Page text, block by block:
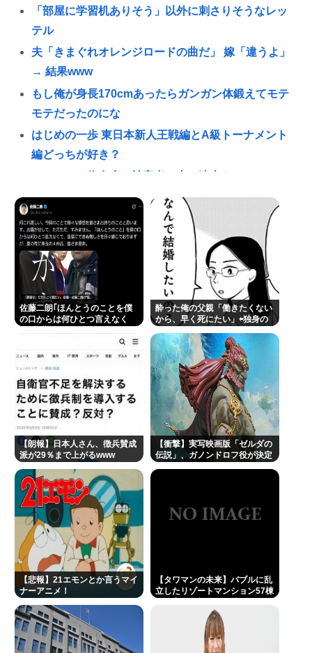
「部屋に学習机ありそう」以外に刺さりそうなレッ
テル
夫「きまぐれオレンジロードの曲だ」 嫁「違うよ」
→ 結果www
もし俺が身長170cmあったらガンガン体鍛えてモテ
モテだったのにな
はじめの一歩 東日本新人王戦編とA級トーナメント
編どっちが好き？
抜け殻を見て深い事を言ってファン絶賛が集まる！
マツコ、太った理由をついに自覚 「おかしいなと思
ってたのよ、なんで？って」
「黒瀬深」「テキサス親父」消えたネトウヨ論客の
魅力🥺
ニコニコ動画がオワコンになった原因はなんだった
の？
【急募】バスタブの水アカ落とす最強のやつ
最新の吉澤ひとみさん、元気そう
【動画】ひろゆきさん、嫁のゆかさんとネット番組
に出演も、ひろゆきの様子がおかしいと話題に…
佐藤二朗、胸中吐露「”ほんとうのこと”を僕の口か
らは何ひとつ言えなくて…言葉にできぬ悔しさ」
Powered by livedoor 相互RSS
佐藤二朗｢ほんとうのことを僕
の口からは何ひとつ言えなく
酔った俺の父親「働きたくない
から、早く死にたい」⇦独身の
かったのにな。 自己責任だよ
【朗報】日本人さん、徴兵賛成
派が29％まで上がるwww
【衝撃】実写映画版「ゼルダの
伝説」、ガノンドロフ役が決定
【悲報】21エモンとか言うマイ
ナーアニメ！
【タワマンの未来】バブルに乱
立したリゾートマンション57棟
ロ、地下には水が溜まる